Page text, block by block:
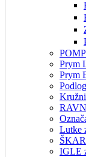
Prym
Prym
Lutke
IGLE